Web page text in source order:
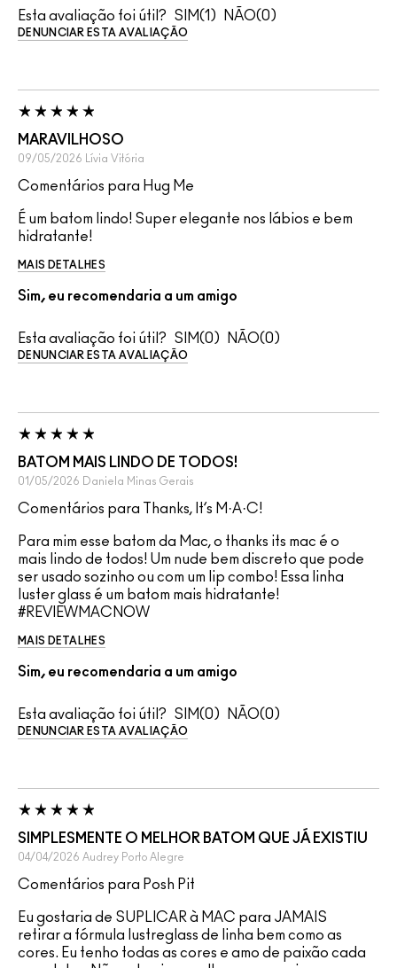
Esta avaliação foi útil? 1 0
DENUNCIAR ESTA AVALIAÇÃO
MARAVILHOSO
09/05/2026 Lívia Vitória
Comentários para Hug Me
É um batom lindo! Super elegante nos lábios e bem
hidratante!
MAIS DETALHES
Sim, eu recomendaria a um amigo
Esta avaliação foi útil? 0 0
DENUNCIAR ESTA AVALIAÇÃO
BATOM MAIS LINDO DE TODOS!
01/05/2026 Daniela Minas Gerais
Comentários para Thanks, It’s M·A·C!
Para mim esse batom da Mac, o thanks its mac é o
mais lindo de todos! Um nude bem discreto que pode
ser usado sozinho ou com um lip combo! Essa linha
luster glass é um batom mais hidratante!
#REVIEWMACNOW
MAIS DETALHES
Sim, eu recomendaria a um amigo
Esta avaliação foi útil? 0 0
DENUNCIAR ESTA AVALIAÇÃO
SIMPLESMENTE O MELHOR BATOM QUE JÁ EXISTIU
04/04/2026 Audrey Porto Alegre
Comentários para Posh Pit
Eu gostaria de SUPLICAR à MAC para JAMAIS
retirar a fórmula lustreglass de linha bem como as
cores. Eu tenho todas as cores e amo de paixão cada